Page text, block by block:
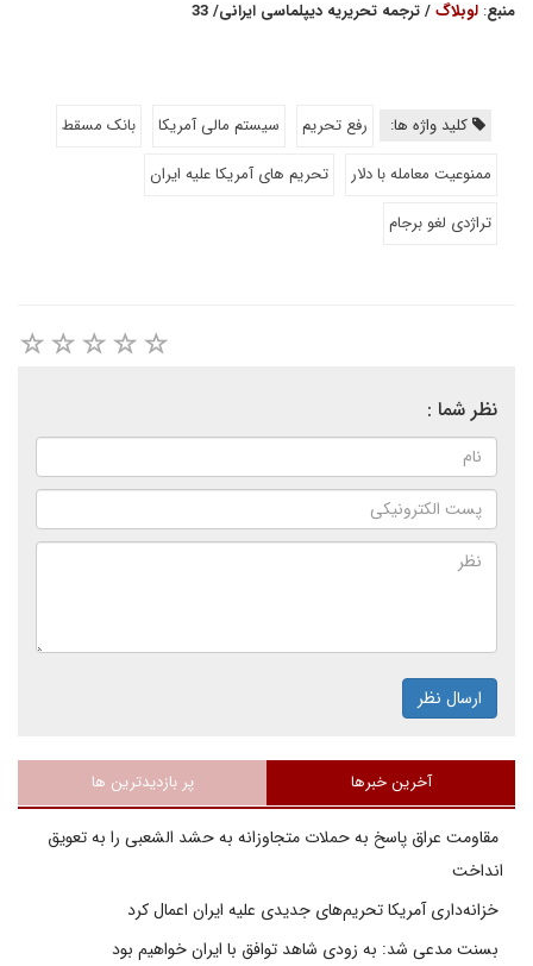
منبع: لوبلاگ/ ترجمه تحریریه دیپلماسی ایرانی/ 33
کلید واژه ها: رفع تحریم سیستم مالی آمریکا
بانک مسقط
ممنوعیت معامله با دلار
تحریم های آمریکا علیه ایران
تراژدی لغو برجام
نظر شما :
ارسال نظر
آخرین خبرها پر بازدیدترین ها
مقاومت عراق پاسخ به حملات متجاوزانه به حشد الشعبی را به تعویق
انداخت
خزانه‌داری آمریکا تحریم‌های جدیدی علیه ایران اعمال کرد
بسنت مدعی شد: به زودی شاهد توافق با ایران خواهیم بود